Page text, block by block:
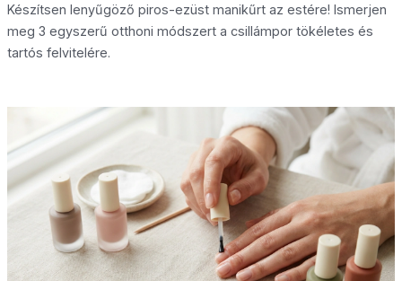
Készítsen lenyűgöző piros-ezüst manikűrt az estére! Ismerjen
meg 3 egyszerű otthoni módszert a csillámpor tökéletes és
tartós felvitelére.